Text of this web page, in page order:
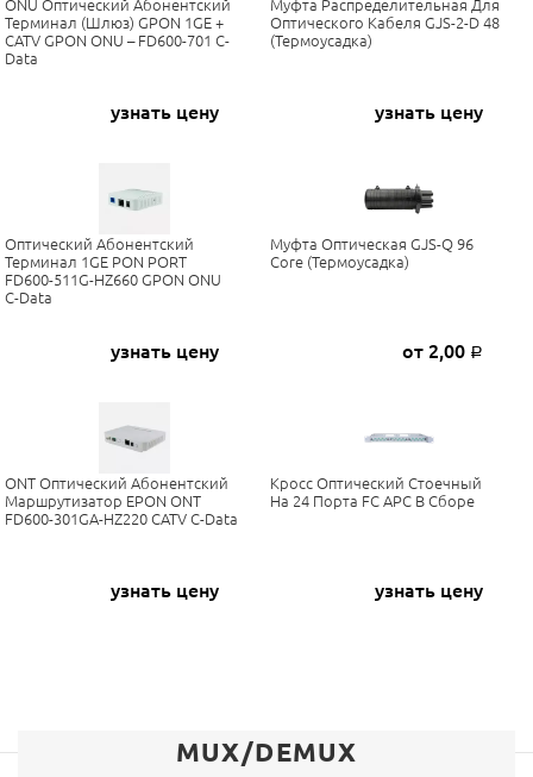
ONU Оптический Абонентский
Терминал (шлюз) GPON 1GE +
CATV GPON ONU – FD600-701 C-
Data
узнать цену
Муфта Распределительная Для
Оптического Кабеля GJS-2-D 48
(термоусадка)
узнать цену
Оптический Абонентский
Терминал 1GE PON PORT
FD600-511G-HZ660 GPON ONU
C-Data
узнать цену
Муфта Оптическая GJS-Q 96
Core (термоусадка)
от 2,00 Р
ONT Оптический Абонентский
Маршрутизатор EPON ONT
FD600-301GA-HZ220 CATV C-Data
узнать цену
Кросс Оптический Стоечный
На 24 Порта FC APC В Сборе
узнать цену
MUX/DEMUX